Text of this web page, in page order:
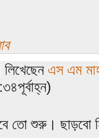
এস এম
তো শুরু। ছাড়বো